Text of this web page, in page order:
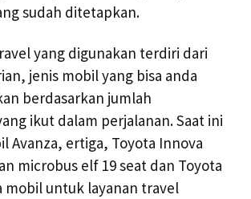
sudah ditetapkan.
yang digunakan terdiri dari
jenis mobil yang bisa anda
berdasarkan jumlah
ikut dalam perjalanan. Saat ini
Avanza, ertiga, Toyota Innova
microbus elf 19 seat dan Toyota
mobil untuk layanan travel